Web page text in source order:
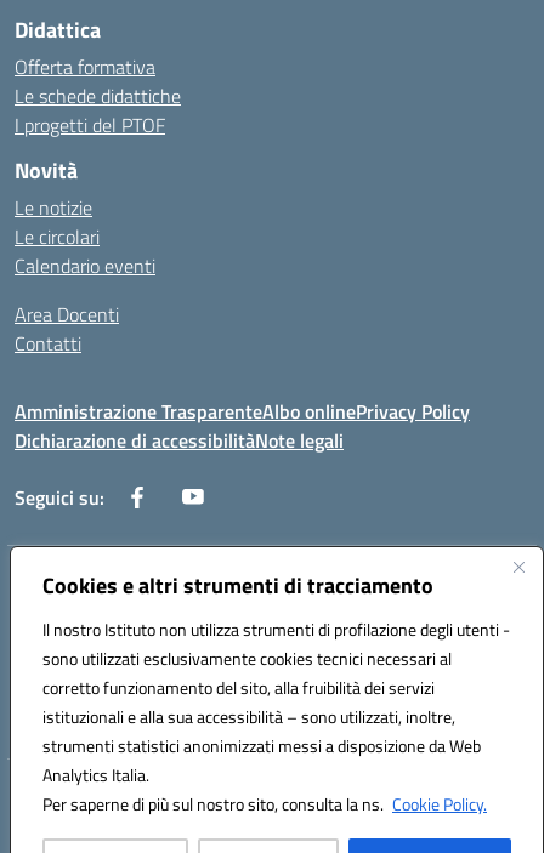
Cookies e altri strumenti di tracciamento
Il nostro Istituto non utilizza strumenti di profilazione degli utenti -
sono utilizzati esclusivamente cookies tecnici necessari al
corretto funzionamento del sito, alla fruibilità dei servizi
istituzionali e alla sua accessibilità – sono utilizzati, inoltre,
strumenti statistici anonimizzati messi a disposizione da Web
Analytics Italia.
Per saperne di più sul nostro sito, consulta la ns. Cookie Policy.
Didattica
Offerta formativa
Le schede didattiche
I progetti del PTOF
Novità
Le notizie
Le circolari
Calendario eventi
Area Docenti
Contatti
Amministrazione TrasparenteAlbo onlinePrivacy Policy
Dichiarazione di accessibilitàNote legali
Seguici su:
Indirizzo:Via dei mille, 2 - 80011 Acerra (NA)
Posta elettronica certificata (PEC):naee10200g@pec.istruzione.it
Codice fiscale: 80103770634
Codice meccanografico:NAEE10200G
Hosting & Powered by 3D Solution S.r.l.
Concept & Design by Designers Italia